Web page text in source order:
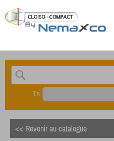
Tri
<< Revenir au catalogue